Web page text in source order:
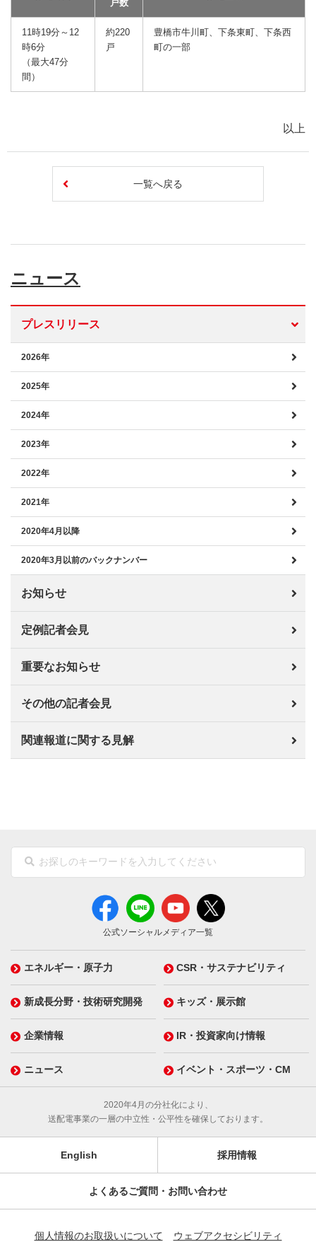
戸数
11時19分～12
時6分
（最大47分
間）
約220
戸
豊橋市牛川町、下条東町、下条西
町の一部
以上
一覧へ戻る
ニュース
プレスリリース
2026年
2025年
2024年
2023年
2022年
2021年
2020年4月以降
2020年3月以前のバックナンバー
お知らせ
定例記者会見
重要なお知らせ
その他の記者会見
関連報道に関する見解
公式ソーシャルメディア一覧
エネルギー・原子力 CSR・サステナビリティ
新成長分野・技術研究開発 キッズ・展示館
企業情報 IR・投資家向け情報
ニュース イベント・スポーツ・CM
2020年4月の分社化により、
送配電事業の一層の中立性・公平性を確保しております。
English 採用情報
よくあるご質問・お問い合わせ
個人情報のお取扱いについて ウェブアクセシビリティ